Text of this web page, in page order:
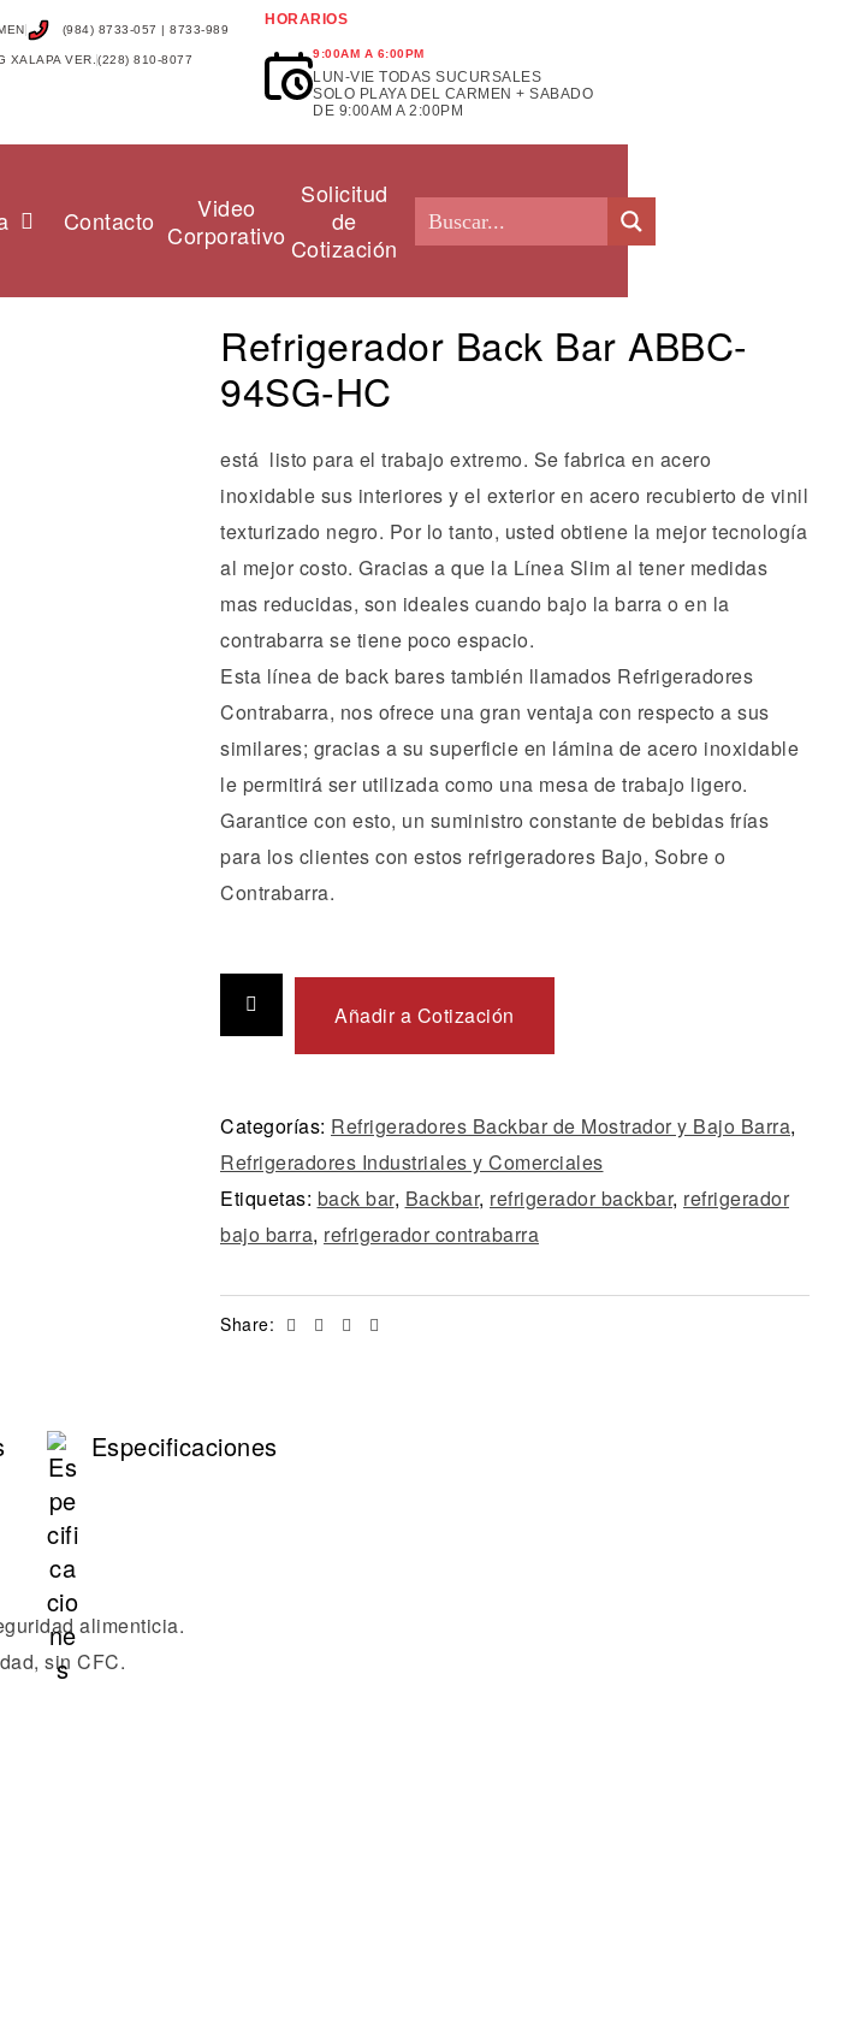
(984) 8733-057 | 8733-989
XALAPA VER. (228) 810-8077
HORARIOS
9:00AM A 6:00PM
LUN-VIE TODAS SUCURSALES
SOLO PLAYA DEL CARMEN + SABADO
DE 9:00AM A 2:00PM
Contacto
Video
Corporativo
Solicitud
de
Cotización
Refrigerador Back Bar ABBC-
94SG-HC
está listo para el trabajo extremo. Se fabrica en acero
inoxidable sus interiores y el exterior en acero recubierto de vinil
texturizado negro. Por lo tanto, usted obtiene la mejor tecnología
al mejor costo. Gracias a que la Línea Slim al tener medidas
mas reducidas, son ideales cuando bajo la barra o en la
contrabarra se tiene poco espacio.
Esta línea de back bares también llamados Refrigeradores
Contrabarra, nos ofrece una gran ventaja con respecto a sus
similares; gracias a su superficie en lámina de acero inoxidable
le permitirá ser utilizada como una mesa de trabajo ligero.
Garantice con esto, un suministro constante de bebidas frías
para los clientes con estos refrigeradores Bajo, Sobre o
Contrabarra.
Añadir a Cotización
Categorías: Refrigeradores Backbar de Mostrador y Bajo Barra,
Refrigeradores Industriales y Comerciales
Etiquetas: back bar, Backbar, refrigerador backbar, refrigerador
bajo barra, refrigerador contrabarra
Share: Facebook
TwitterLinkedin
Especificaciones
alimenticia.
sin CFC.